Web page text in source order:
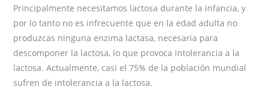
Principalmente necesitamos lactosa durante la infancia, y
por lo tanto no es infrecuente que en la edad adulta no
produzcas ninguna enzima lactasa, necesaria para
descomponer la lactosa, lo que provoca intolerancia a la
lactosa. Actualmente, casi el 75% de la población mundial
sufren de intolerancia a la lactosa.